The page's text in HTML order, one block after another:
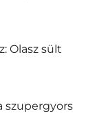
Olasz sült
szupergyors